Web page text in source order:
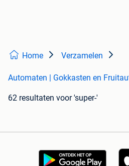
Home Verzamelen
Automaten | Gokkasten en
62 resultaten voor 'super-'